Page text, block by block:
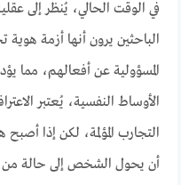
في الوقت الحالي، يُنظر إلى
الباحثين يرون أنها أزمة
المسؤولية عن أفعالهم، مما
الأوساط النفسية، يُعتبر
التجارب المؤلمة، لكن إذا
أن يحول الشخص إلى حالة من